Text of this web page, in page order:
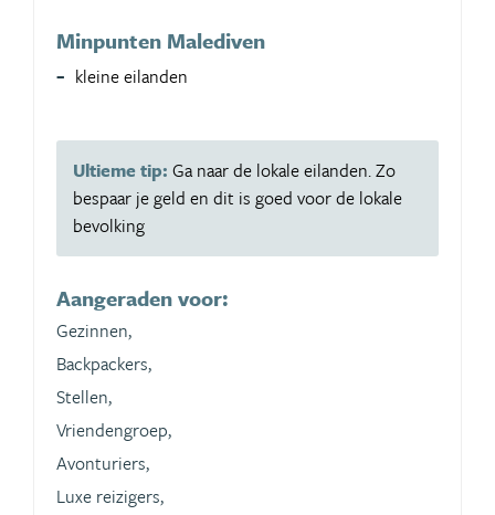
Minpunten Malediven
kleine eilanden
Ultieme tip: Ga naar de lokale eilanden. Zo
bespaar je geld en dit is goed voor de lokale
bevolking
Aangeraden voor:
Gezinnen,
Backpackers,
Stellen,
Vriendengroep,
Avonturiers,
Luxe reizigers,